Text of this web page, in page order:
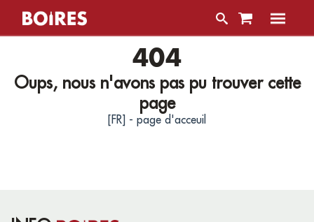
404
Oups, nous n'avons pas pu trouver cette
page
[FR] - page d'acceuil